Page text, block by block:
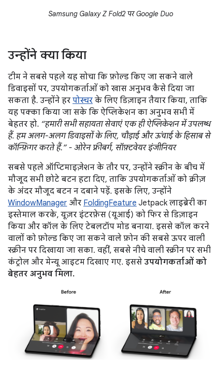
Samsung Galaxy Z Fold2 पर Google Duo
उन्होंने क्या किया
टीम ने सबसे पहले यह सोचा कि फ़ोल्ड किए जा सकने वाले
डिवाइसों पर, उपयोगकर्ताओं को खास अनुभव कैसे दिया जा
सकता है. उन्होंने हर पोस्चर के लिए डिज़ाइन तैयार किया, ताकि
यह पक्का किया जा सके कि ऐप्लिकेशन का अनुभव सभी में
बेहतर हो. “हमारी सभी सहायता सेवाएं एक ही ऐप्लिकेशन में उपलब्ध
हैं. हम अलग-अलग डिवाइसों के लिए, चौड़ाई और ऊंचाई के हिसाब से
कॉन्फ़िगर करते हैं.” - ओरेन फ़्रीबर्ग, सॉफ़्टवेयर इंजीनियर
सबसे पहले ऑप्टिमाइज़ेशन के तौर पर, उन्होंने स्क्रीन के बीच में
मौजूद सभी छोटे बटन हटा दिए, ताकि उपयोगकर्ताओं को क्रीज़
के अंदर मौजूद बटन न दबाने पड़ें. इसके लिए, उन्होंने
WindowManager और FoldingFeature Jetpack लाइब्रेरी का
इस्तेमाल करके, यूज़र इंटरफ़ेस (यूआई) को फिर से डिज़ाइन
किया और कॉल के लिए टेबलटॉप मोड बनाया. इससे कॉल करने
वालों को फ़ोल्ड किए जा सकने वाले फ़ोन की सबसे ऊपर वाली
स्क्रीन पर दिखाया जा सका. वहीं, सबसे नीचे वाली स्क्रीन पर सभी
कंट्रोल और मेन्यू आइटम दिखाए गए. इससे उपयोगकर्ताओं को
बेहतर अनुभव मिला.